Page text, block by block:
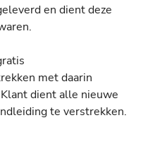
en dient deze
met daarin
dient alle nieuwe
te verstrekken.